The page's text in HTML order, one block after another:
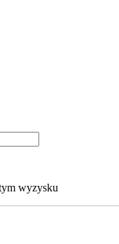
wyzysku